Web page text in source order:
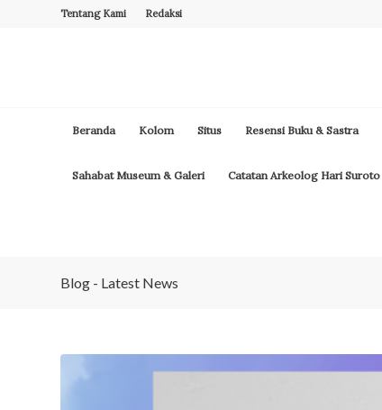
Tentang Kami Redaksi
Beranda Kolom Situs Resensi Buku & Sastra
Sahabat Museum & Galeri Catatan Arkeolog Hari Suroto
Blog - Latest News